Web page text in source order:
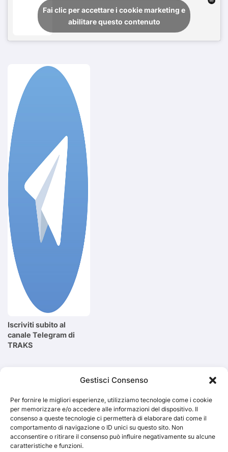
Gestisci Consenso
Per fornire le migliori esperienze, utilizziamo tecnologie come i cookie
per memorizzare e/o accedere alle informazioni del dispositivo. Il
consenso a queste tecnologie ci permetterà di elaborare dati come il
comportamento di navigazione o ID unici su questo sito. Non
acconsentire o ritirare il consenso può influire negativamente su alcune
caratteristiche e funzioni.
Fai clic per accettare i cookie marketing e
abilitare questo contenuto
Iscriviti subito al
canale Telegram di
TRAKS
Cerca